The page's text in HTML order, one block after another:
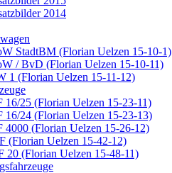
2014
StadtBM (Florian Uelzen 15-10-1)
/ BvD (Florian Uelzen 15-10-11)
1 (Florian Uelzen 15-11-12)
16/25 (Florian Uelzen 15-23-11)
16/24 (Florian Uelzen 15-23-13)
4000 (Florian Uelzen 15-26-12)
(Florian Uelzen 15-42-12)
20 (Florian Uelzen 15-48-11)